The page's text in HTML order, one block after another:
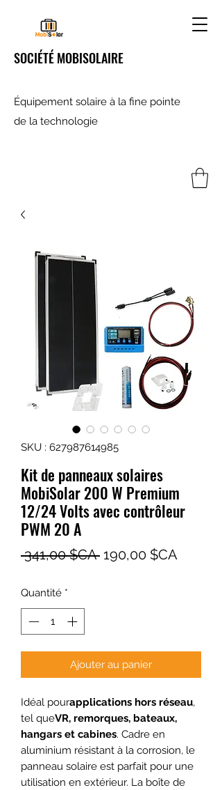
SOCIÉTÉ MOBISOLAIRE
Équipement solaire à la fine pointe
de la technologie
SKU : 627987614985
Kit de panneaux solaires
MobiSolar 200 W Premium
12/24 Volts avec contrôleur
PWM 20 A
341,00 $CA Prix
190,00 $CA
Quantité *
Ajouter au panier
Idéal pourapplications hors réseau,
tel queVR, remorques, bateaux,
hangars et cabines. Cadre en
aluminium résistant à la corrosion, le
panneau solaire est parfait pour une
utilisation en extérieur. La boîte de